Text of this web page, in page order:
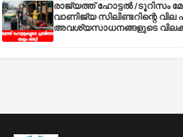
രാജ്യത്ത് ഹോട്ടൽ /ടൂറിസം
വാണിജ്യ സിലിണ്ടറിന്റെ വില
അവശ്യസാധനങ്ങളുടെ